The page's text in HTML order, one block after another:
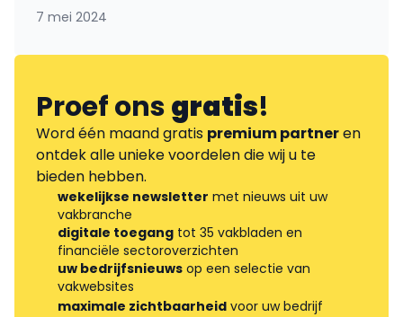
7 mei 2024
Proef onsgratis!
Word één maand gratis premium partneren
ontdek alle unieke voordelen die wij u te
bieden hebben.
wekelijkse newsletter met nieuws uit uw
vakbranche
digitale toegang tot 35 vakbladen en
financiële sectoroverzichten
uw bedrijfsnieuws op een selectie van
vakwebsites
maximale zichtbaarheid voor uw bedrijf